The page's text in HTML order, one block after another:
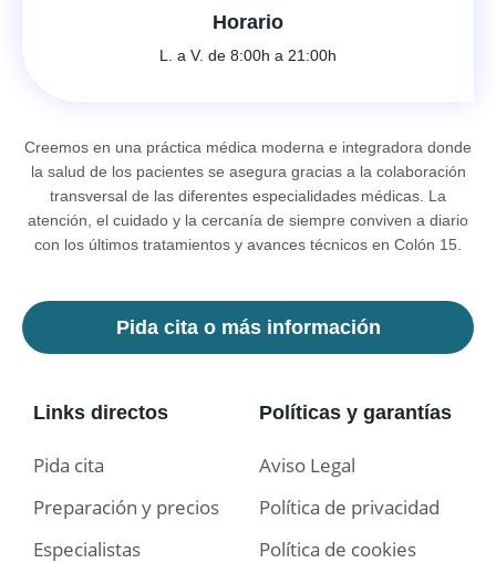
Horario
L. a V. de 8:00h a 21:00h
Creemos en una práctica médica moderna e integradora donde
la salud de los pacientes se asegura gracias a la colaboración
transversal de las diferentes especialidades médicas. La
atención, el cuidado y la cercanía de siempre conviven a diario
con los últimos tratamientos y avances técnicos en Colón 15.
Pida cita o más información
Links directos
Pida cita
Preparación y precios
Especialistas
Políticas y garantías
Aviso Legal
Política de privacidad
Política de cookies